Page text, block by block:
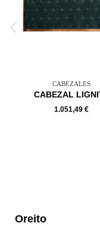
CABEZALES
CABEZAL
1.051,49 €
Oreito